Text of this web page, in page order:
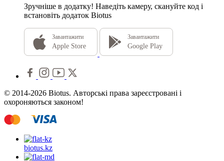
Зручніше в додатку! Наведіть камеру, скануйте код і
встановіть додаток Biotus
Завантажити
Apple Store
Завантажити
Google Play
© 2014-2026 Biotus. Авторські права зареєстровані і
охороняються законом!
biotus.kz